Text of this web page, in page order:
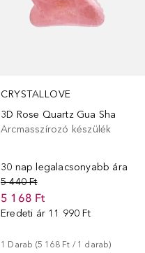
CRYSTALLOVE
3D Rose Quartz Gua Sha
Arcmasszírozó készülék
30 nap legalacsonyabb ára
5 440 Ft
5 168 Ft
Eredeti ár 11 990 Ft
1 Darab (5 168 Ft / 1 darab)